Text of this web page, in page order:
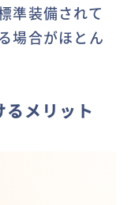
準装備されて
場合がほとん
メリット